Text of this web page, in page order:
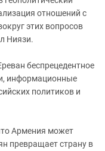
отношений с
этих вопросов
Ниязи.
беспрецедентное
информационные
политиков и
Армения может
превращает страну в